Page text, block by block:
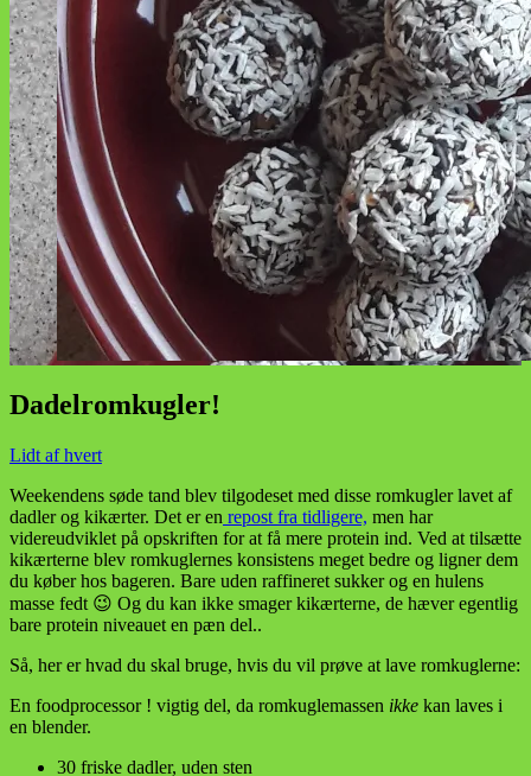
Dadelromkugler!
Lidt af hvert
Weekendens søde tand blev tilgodeset med disse romkugler lavet af
dadler og kikærter. Det er en repost fra tidligere, men har
videreudviklet på opskriften for at få mere protein ind. Ved at tilsætte
kikærterne blev romkuglernes konsistens meget bedre og ligner dem
du køber hos bageren. Bare uden raffineret sukker og en hulens
masse fedt 😉 Og du kan ikke smager kikærterne, de hæver egentlig
bare protein niveauet en pæn del..
Så, her er hvad du skal bruge, hvis du vil prøve at lave romkuglerne:
En foodprocessor ! vigtig del, da romkuglemassen ikke kan laves i
en blender.
30 friske dadler, uden sten